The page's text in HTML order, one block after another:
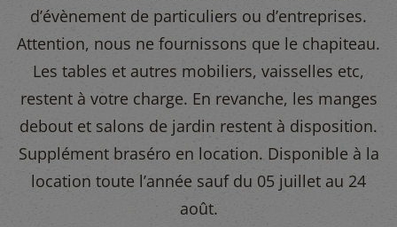
d’évènement de particuliers ou d’entreprises.
Attention, nous ne fournissons que le chapiteau.
Les tables et autres mobiliers, vaisselles etc,
restent à votre charge. En revanche, les manges
debout et salons de jardin restent à disposition.
Supplément braséro en location. Disponible à la
location toute l’année sauf du 05 juillet au 24
août.